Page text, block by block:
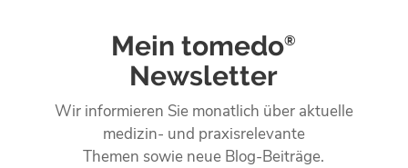
Mein tomedo®
Newsletter
Wir informieren Sie monatlich über aktuelle
medizin- und praxisrelevante
Themen sowie neue Blog-Beiträge.